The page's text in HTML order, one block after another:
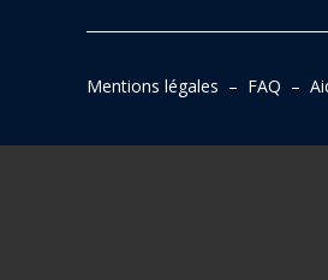
Mentions légales – FAQ –